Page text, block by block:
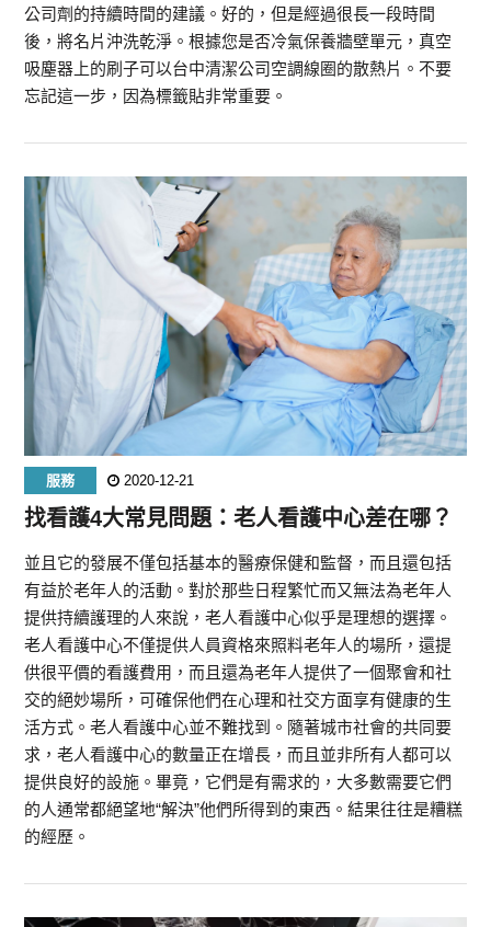
公司劑的持續時間的建議。好的，但是經過很長一段時間
後，將名片沖洗乾淨。根據您是否冷氣保養牆壁單元，真空
吸塵器上的刷子可以台中清潔公司空調線圈的散熱片。不要
忘記這一步，因為標籤貼非常重要。
服務 2020-12-21
找看護4大常見問題：老人看護中心差在哪？
並且它的發展不僅包括基本的醫療保健和監督，而且還包括
有益於老年人的活動。對於那些日程繁忙而又無法為老年人
提供持續護理的人來說，老人看護中心似乎是理想的選擇。
老人看護中心不僅提供人員資格來照料老年人的場所，還提
供很平價的看護費用，而且還為老年人提供了一個聚會和社
交的絕妙場所，可確保他們在心理和社交方面享有健康的生
活方式。老人看護中心並不難找到。隨著城市社會的共同要
求，老人看護中心的數量正在增長，而且並非所有人都可以
提供良好的設施。畢竟，它們是有需求的，大多數需要它們
的人通常都絕望地“解決”他們所得到的東西。結果往往是糟糕
的經歷。